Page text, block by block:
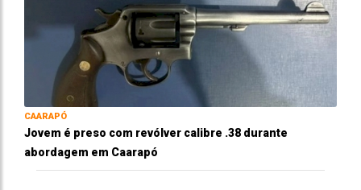
CAARAPÓ
Jovem é preso com revólver calibre .38 durante
abordagem em Caarapó